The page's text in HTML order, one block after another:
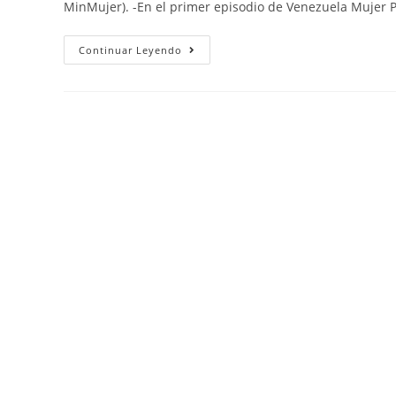
MinMujer). -En el primer episodio de Venezuela Mujer
Continuar Leyendo